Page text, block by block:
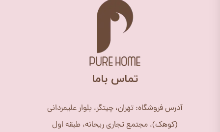
​تماس باما
آدرس فروشگاه: تهران، چیتگر، بلوار علیمردانی
(کوهک)، مجتمع تجاری ریحانه، طبقه اول